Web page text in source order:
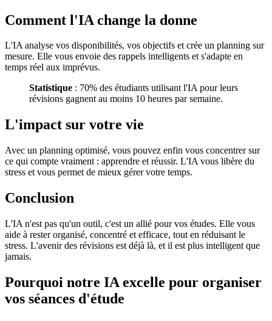
Comment l'IA change la donne
L'IA analyse vos disponibilités, vos objectifs et crée un planning sur
mesure. Elle vous envoie des rappels intelligents et s'adapte en
temps réel aux imprévus.
Statistique : 70% des étudiants utilisant l'IA pour leurs
révisions gagnent au moins 10 heures par semaine.
L'impact sur votre vie
Avec un planning optimisé, vous pouvez enfin vous concentrer sur
ce qui compte vraiment : apprendre et réussir. L'IA vous libère du
stress et vous permet de mieux gérer votre temps.
Conclusion
L'IA n'est pas qu'un outil, c'est un allié pour vos études. Elle vous
aide à rester organisé, concentré et efficace, tout en réduisant le
stress. L'avenir des révisions est déjà là, et il est plus intelligent que
jamais.
Pourquoi notre IA excelle pour organiser
vos séances d'étude